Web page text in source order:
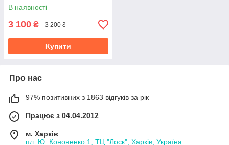
В наявності
3 100 ₴ 3 200 ₴
Купити
Про нас
97% позитивних з 1863 відгуків за рік
Працює з 04.04.2012
м. Харків
пл. Ю. Кононенко 1, ТЦ "Лоск", Харків, Україна